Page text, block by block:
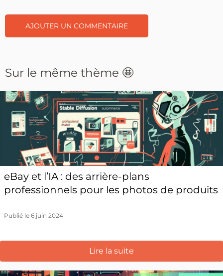
Sur le même thème 🤩
eBay et l’IA : des arrière-plans
professionnels pour les photos de produits
Publié le 6 juin 2024
Lire la suite